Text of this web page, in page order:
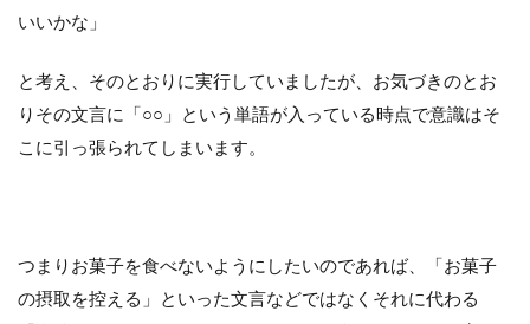
いいかな」
と考え、そのとおりに実行していましたが、お気づきのとお
りその文言に「○○」という単語が入っている時点で意識はそ
こに引っ張られてしまいます。
つまりお菓子を食べないようにしたいのであれば、「お菓子
の摂取を控える」といった文言などではなくそれに代わる